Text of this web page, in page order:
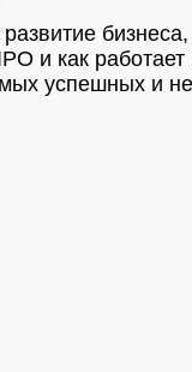
и как
успешных и